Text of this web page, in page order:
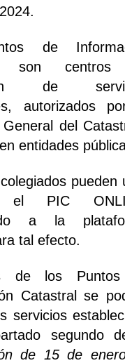
de
son
de
autorizados
General del
entidades
pueden
el PIC
a la
tal efecto.
de los
Catastral se
servicios
segundo
de 15 de